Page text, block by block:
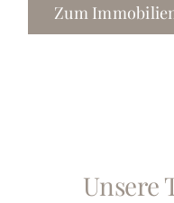
Zum
Unsere